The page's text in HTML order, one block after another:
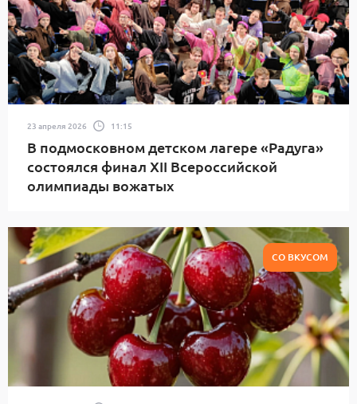
23 апреля 2026 11:15
В подмосковном детском лагере «Радуга»
состоялся финал XII Всероссийской
олимпиады вожатых
СО ВКУСОМ